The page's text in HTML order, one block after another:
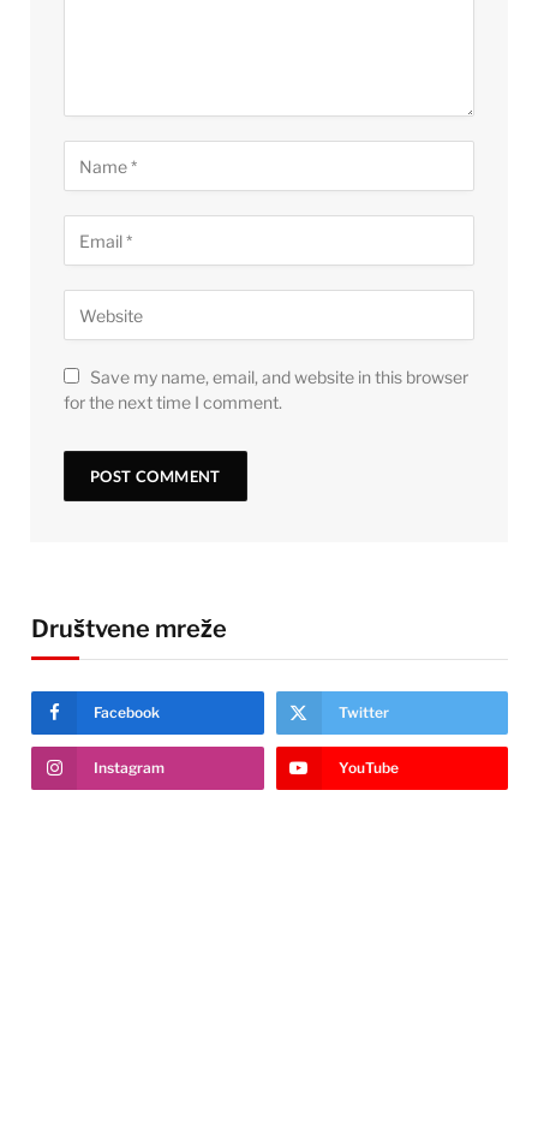
Save my name, email, and website in this browser
for the next time I comment.
Društvene mreže
Facebook Twitter
Instagram YouTube